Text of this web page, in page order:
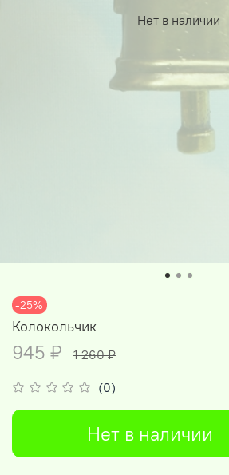
Нет в наличии
-25%
(0)
Колокольчик
945 ₽ 1 260 ₽
Нет в наличии